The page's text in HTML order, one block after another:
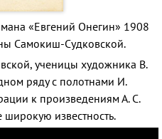
«Евгений Онегин» 1908
Самокиш-Судковской.
ученицы художника В.
ряду с полотнами И.
к произведениям А. С.
известность.